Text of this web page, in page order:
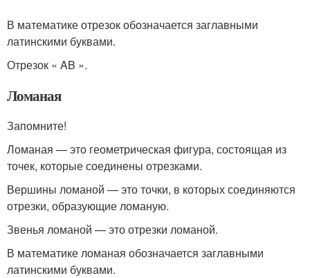
В математике отрезок обозначается заглавными
латинскими буквами.
Отрезок « AB ».
Ломаная
Запомните!
Ломаная — это геометрическая фигура, состоящая из
точек, которые соединены отрезками.
Вершины ломаной — это точки, в которых соединяются
отрезки, образующие ломаную.
Звенья ломаной — это отрезки ломаной.
В математике ломаная обозначается заглавными
латинскими буквами.